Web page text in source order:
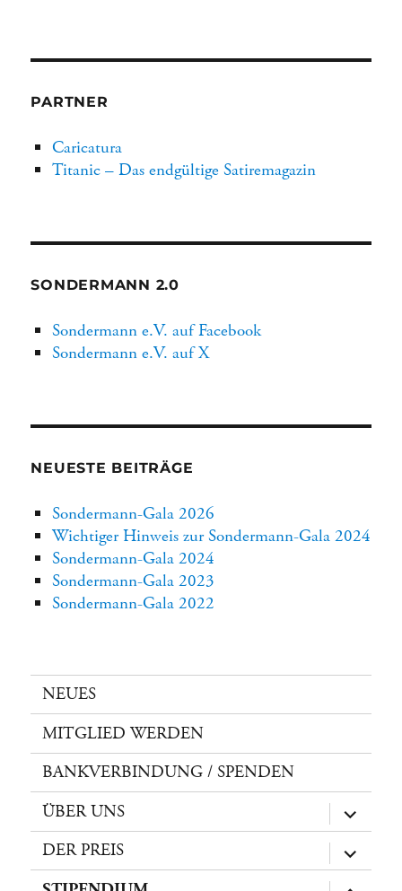
PARTNER
Caricatura
Titanic – Das endgültige Satiremagazin
SONDERMANN 2.0
Sondermann e.V. auf Facebook
Sondermann e.V. auf X
NEUESTE BEITRÄGE
Sondermann-Gala 2026
Wichtiger Hinweis zur Sondermann-Gala 2024
Sondermann-Gala 2024
Sondermann-Gala 2023
Sondermann-Gala 2022
NEUES
MITGLIED WERDEN
BANKVERBINDUNG / SPENDEN
ÜBER UNS
öffnen
DER PREIS
öffnen